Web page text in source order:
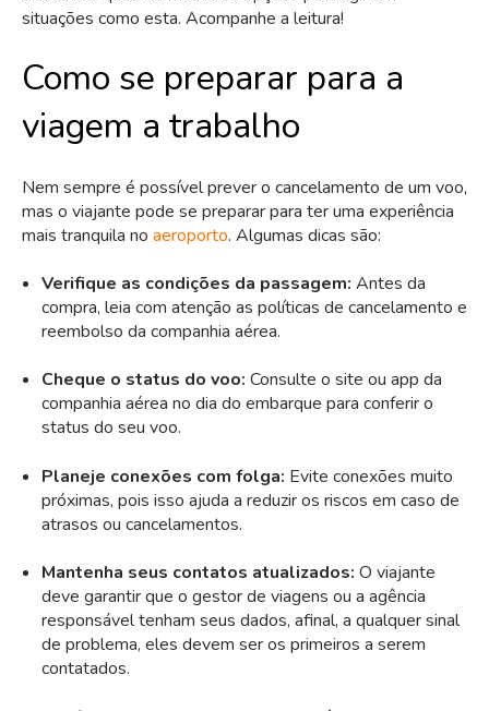
situações como esta. Acompanhe a leitura!
Como se preparar para a
viagem a trabalho
Nem sempre é possível prever o cancelamento de um voo,
mas o viajante pode se preparar para ter uma experiência
mais tranquila no aeroporto. Algumas dicas são:
Verifique as condições da passagem: Antes da
compra, leia com atenção as políticas de cancelamento e
reembolso da companhia aérea.
Cheque o status do voo: Consulte o site ou app da
companhia aérea no dia do embarque para conferir o
status do seu voo.
Planeje conexões com folga: Evite conexões muito
próximas, pois isso ajuda a reduzir os riscos em caso de
atrasos ou cancelamentos.
Mantenha seus contatos atualizados: O viajante
deve garantir que o gestor de viagens ou a agência
responsável tenham seus dados, afinal, a qualquer sinal
de problema, eles devem ser os primeiros a serem
contatados.